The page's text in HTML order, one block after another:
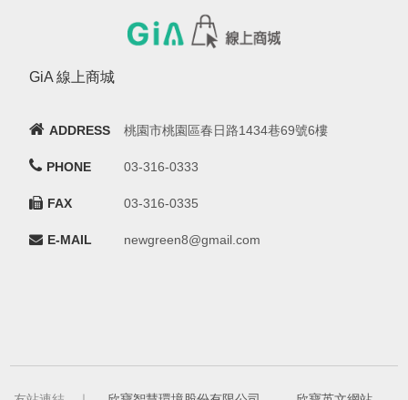
GiA 線上商城
ADDRESS 桃園市桃園區春日路1434巷69號6樓
PHONE 03-316-0333
FAX 03-316-0335
E-MAIL newgreen8@gmail.com